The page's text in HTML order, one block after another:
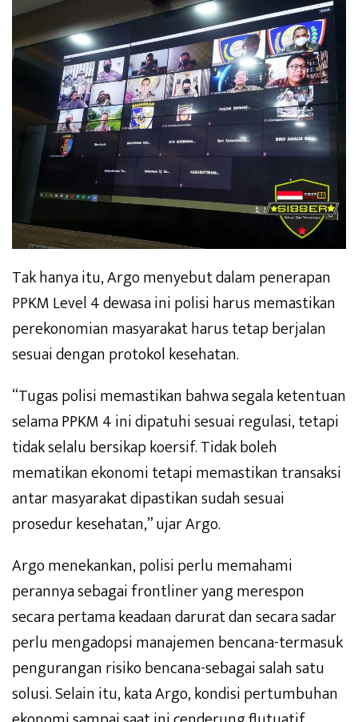
Tak hanya itu, Argo menyebut dalam penerapan
PPKM Level 4 dewasa ini polisi harus memastikan
perekonomian masyarakat harus tetap berjalan
sesuai dengan protokol kesehatan.
“Tugas polisi memastikan bahwa segala ketentuan
selama PPKM 4 ini dipatuhi sesuai regulasi, tetapi
tidak selalu bersikap koersif. Tidak boleh
mematikan ekonomi tetapi memastikan transaksi
antar masyarakat dipastikan sudah sesuai
prosedur kesehatan,” ujar Argo.
Argo menekankan, polisi perlu memahami
perannya sebagai frontliner yang merespon
secara pertama keadaan darurat dan secara sadar
perlu mengadopsi manajemen bencana-termasuk
pengurangan risiko bencana-sebagai salah satu
solusi. Selain itu, kata Argo, kondisi pertumbuhan